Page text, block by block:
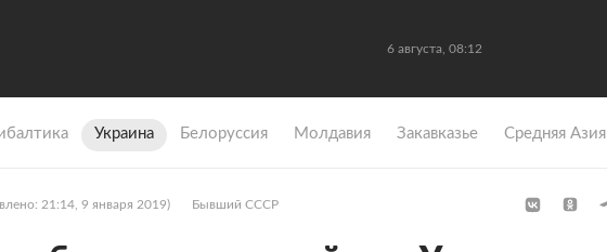
6 августа, 08:12
Украина Белоруссия Молдавия Закавказье Средняя Азия
21:14, 9 января 2019) Бывший СССР